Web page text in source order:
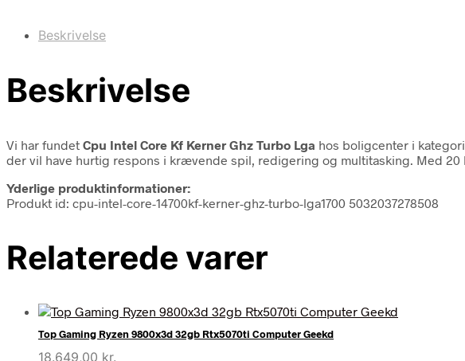
Beskrivelse
Beskrivelse
Vi har fundet Cpu Intel Core Kf Kerner Ghz Turbo Lga hos boligcenter i
der vil have hurtig respons i krævende spil, redigering og multitasking. Med 20
Yderlige produktinformationer:
Produkt id: cpu-intel-core-14700kf-kerner-ghz-turbo-lga1700 5032037278508
Relaterede varer
Top Gaming Ryzen 9800x3d 32gb Rtx5070ti Computer Geekd
18.649,00 kr.